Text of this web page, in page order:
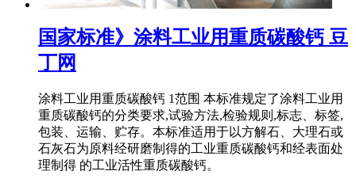
国家标准》涂料工业用重质碳酸钙 豆
丁网
涂料工业用重质碳酸钙 1范围 本标准规定了涂料工业用
重质碳酸钙的分类要求,试验方法,检验规则,标志、标签,
包装、运输、贮存。本标准适用于以方解石、大理石或
石灰石为原料经研磨制得的工业重质碳酸钙和经表面处
理制得 的工业活性重质碳酸钙。